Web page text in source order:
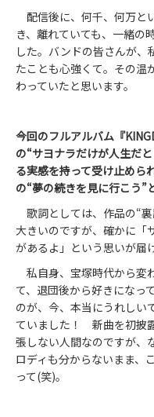
配信後に、何千、何万と
き、離れていても、一緒の
した。バンドの皆さんが、
たことも心強くて。その温
わっていたと思います。
今回のフルアルバム『
の“サヨナラだけが人生だ
る実感を持って受け止めら
の“夢の続きを見に行こう”
歌詞としては、作品の“
大きいのですが、確かに「
があるよ」という思いが届
私自身、宝塚時代から変
て、退団後から好きになっ
のが、今、本当にうれしい
ていました！ 新曲を初披
張しない人間なのですが、
ロディも分からないまま、
って(笑)。